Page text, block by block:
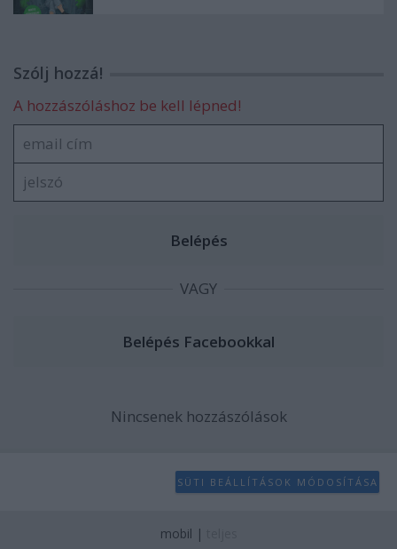
Szólj hozzá!
A hozzászóláshoz be kell lépned!
VAGY
Nincsenek hozzászólások
SÜTI BEÁLLÍTÁSOK MÓDOSÍTÁSA
mobil |